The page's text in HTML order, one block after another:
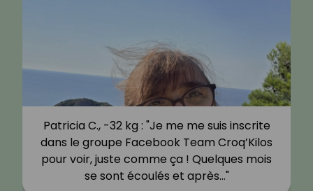
Patricia C., -32 kg : "Je me me suis inscrite
dans le groupe Facebook Team Croq’Kilos
pour voir, juste comme ça ! Quelques mois
se sont écoulés et après…"